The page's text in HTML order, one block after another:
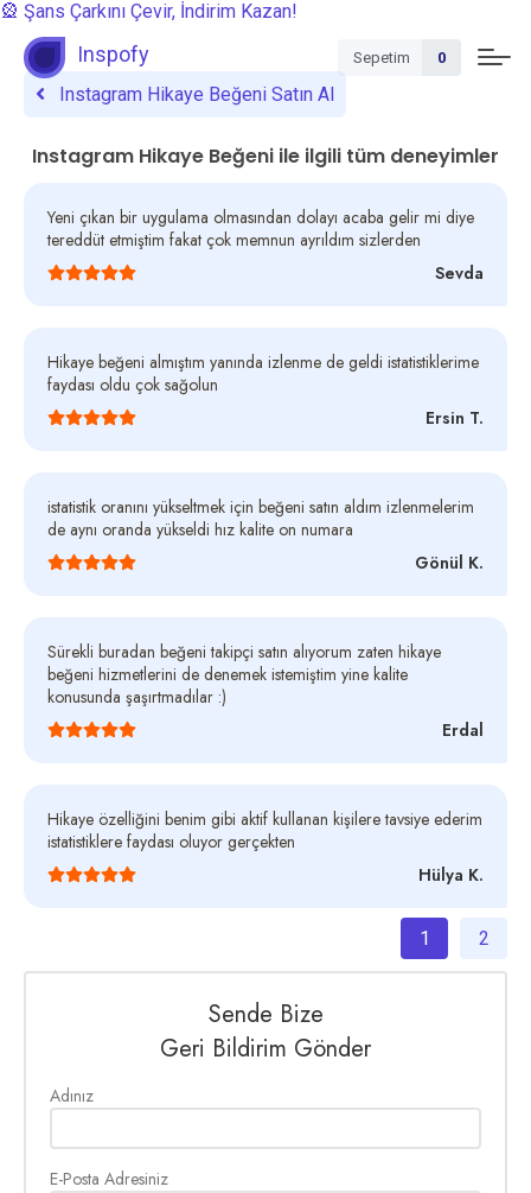
🎡 Şans Çarkını Çevir, İndirim Kazan!
Inspofy Sepetim 0
Instagram Hikaye Beğeni Satın Al
Instagram Hikaye Beğeni ile ilgili tüm deneyimler
Yeni çıkan bir uygulama olmasından dolayı acaba gelir mi diye
tereddüt etmiştim fakat çok memnun ayrıldım sizlerden
Sevda
Hikaye beğeni almıştım yanında izlenme de geldi istatistiklerime
faydası oldu çok sağolun
Ersin T.
istatistik oranını yükseltmek için beğeni satın aldım izlenmelerim
de aynı oranda yükseldi hız kalite on numara
Gönül K.
Sürekli buradan beğeni takipçi satın alıyorum zaten hikaye
beğeni hizmetlerini de denemek istemiştim yine kalite
konusunda şaşırtmadılar :)
Erdal
Hikaye özelliğini benim gibi aktif kullanan kişilere tavsiye ederim
istatistiklere faydası oluyor gerçekten
Hülya K.
1 2
Sende Bize
Geri Bildirim Gönder
Adınız
E-Posta Adresiniz